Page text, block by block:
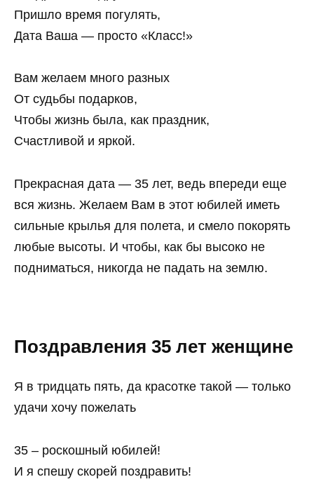
Пришло время погулять,
Дата Ваша — просто «Класс!»
Вам желаем много разных
От судьбы подарков,
Чтобы жизнь была, как праздник,
Счастливой и яркой.
Прекрасная дата — 35 лет, ведь впереди еще
вся жизнь. Желаем Вам в этот юбилей иметь
сильные крылья для полета, и смело покорять
любые высоты. И чтобы, как бы высоко не
подниматься, никогда не падать на землю.
Поздравления 35 лет женщине
Я в тридцать пять, да красотке такой — только
удачи хочу пожелать
35 – роскошный юбилей!
И я спешу скорей поздравить!